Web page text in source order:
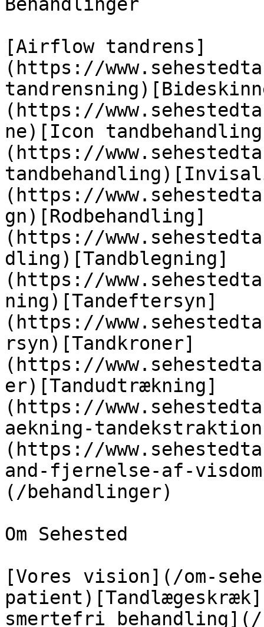
[Airflow tandrens]
(https://
(https://
ne)[Icon
(https://
(https://
gn)[Rodbehandling]
(https://
dling)[Tandblegning]
(https://
ning)[Tandeftersyn]
(https://
rsyn)[Tandkroner]
(https://
er)[Tandudtrækning]
(https://
aekning-
(https://
and-fjernelse-af-
(/behandlinger)
Om Sehested
[Vores vision](/om-
smertefri